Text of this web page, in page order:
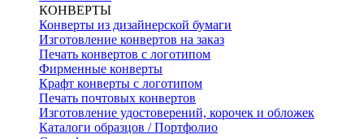
КОНВЕРТЫ
Конверты из дизайнерской бумаги
Изготовление конвертов на заказ
Печать конвертов с логотипом
Фирменные конверты
Крафт конверты с логотипом
Печать почтовых конвертов
Изготовление удостоверений, корочек и обложек
Каталоги образцов / Портфолио